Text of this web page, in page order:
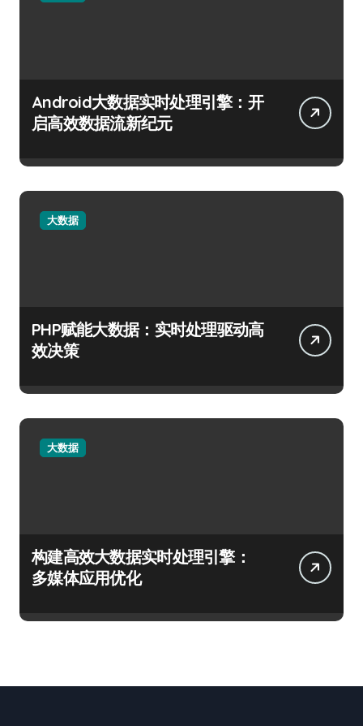
Android大数据实时处理引擎：开
启高效数据流新纪元
大数据
PHP赋能大数据：实时处理驱动高
效决策
大数据
构建高效大数据实时处理引擎：
多媒体应用优化